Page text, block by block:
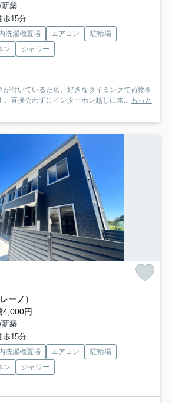
新築
歩15分
洗濯機置場 エアコン
駐輪場
ン
シャワー
が付いているため、好きなタイミングで荷物を
。直接会わずにインターホン越しに来... もっと
ーノ）
4,000円
新築
歩15分
洗濯機置場 エアコン
駐輪場
ン
シャワー